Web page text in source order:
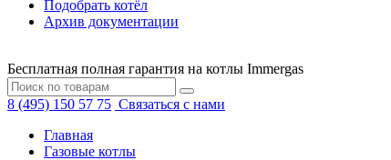
Подобрать котёл
Архив документации
Бесплатная полная гарантия на котлы Immergas
8 (495) 150 57 75 Связаться с нами
Главная
Газовые котлы